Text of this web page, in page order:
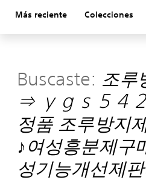
Más reciente Colecciones
Buscaste: 조루
⇒ ｙｇｓ５４
정품 조루방지
♪여성흥분제구
성기능개선제